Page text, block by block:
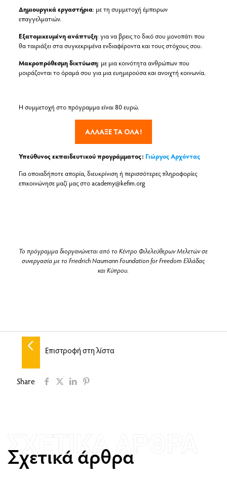
Δημιουργικά εργαστήρια: με τη συμμετοχή έμπειρων
επαγγελματιών.
Εξατομικευμένη ανάπτυξη: για να βρεις το δικό σου μονοπάτι που
θα ταιριάξει στα συγκεκριμένα ενδιαφέροντα και τους στόχους σου.
Μακροπρόθεσμη δικτύωση: με μια κοινότητα ανθρώπων που
μοιράζονται το όραμά σου για μια ευημερούσα και ανοιχτή κοινωνία.
Η συμμετοχή στο πρόγραμμα είναι 80 ευρώ.
ΑΛΛΑΞΕ ΤΑ ΟΛΑ!
Υπεύθυνος εκπαιδευτικού προγράμματος: Γιώργος Αρχόντας
Για οποιαδήποτε απορία, διευκρίνιση ή περισσότερες πληροφορίες
επικοινώνησε μαζί μας στο academy@kefim.org
Το πρόγραμμα διοργανώνεται από το Κέντρο Φιλελεύθερων Μελετών σε
συνεργασία με το Friedrich Naumann Foundation for Freedom Ελλάδας
και Κύπρου.
Επιστροφή στη λίστα
Share
Σχετικά άρθρα